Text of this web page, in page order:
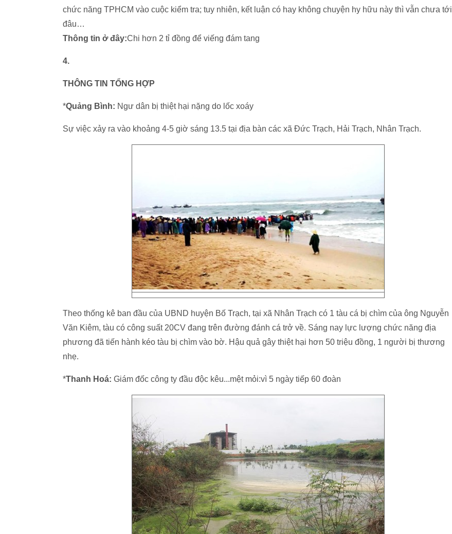
chức năng TPHCM vào cuộc kiểm tra; tuy nhiên, kết luận có hay không chuyện hy hữu này thì vẫn chưa tới
đâu…
Thông tin ở đây:Chi hơn 2 tỉ đồng để viếng đám tang
4.
THÔNG TIN TỔNG HỢP
*Quảng Bình: Ngư dân bị thiệt hại nặng do lốc xoáy
Sự việc xảy ra vào khoảng 4-5 giờ sáng 13.5 tại địa bàn các xã Đức Trạch, Hải Trạch, Nhân Trạch.
Theo thống kê ban đầu của UBND huyện Bố Trạch, tại xã Nhân Trạch có 1 tàu cá bị chìm của ông Nguyễn
Văn Kiêm, tàu có công suất 20CV đang trên đường đánh cá trở về. Sáng nay lực lượng chức năng địa
phương đã tiến hành kéo tàu bị chìm vào bờ. Hậu quả gây thiệt hại hơn 50 triệu đồng, 1 người bị thương
nhẹ.
*Thanh Hoá: Giám đốc công ty đầu độc kêu...mệt mỏi:vì 5 ngày tiếp 60 đoàn